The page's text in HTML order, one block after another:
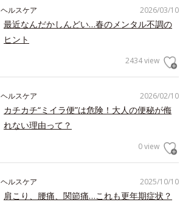
2026/03/10
ヘルスケア
最近なんだかしんどい…春のメンタル不調の
ヒント
2434 view
2026/02/10
ヘルスケア
カチカチ“ミイラ便”は危険！大人の便秘が侮
れない理由って？
0 view
2025/10/10
ヘルスケア
肩こり、腰痛、関節痛…これも更年期症状？